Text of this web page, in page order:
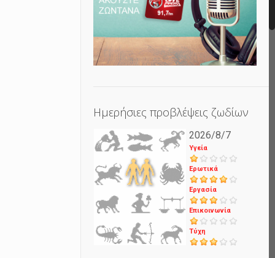
Ημερήσιες προβλέψεις ζωδίων
2026/8/7
Υγεία
Ερωτικά
Εργασία
Επικοινωνία
Τύχη